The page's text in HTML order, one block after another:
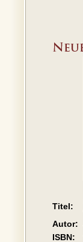
Titel:
Autor:
ISBN: